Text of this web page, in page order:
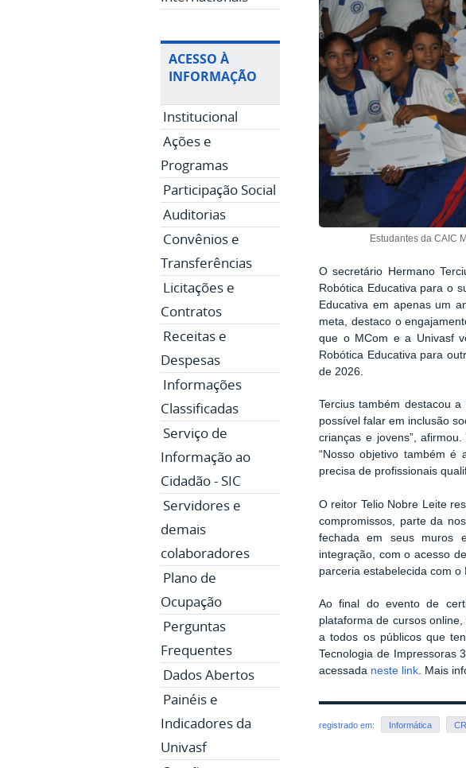
ACESSO À
INFORMAÇÃO
Institucional
Ações e
Programas
Participação Social
Auditorias
Convênios e
Transferências
Licitações e
Contratos
Receitas e
Despesas
Informações
Classificadas
Serviço de
Informação ao
Cidadão - SIC
Servidores e
demais
colaboradores
Plano de
Ocupação
Perguntas
Frequentes
Dados Abertos
Painéis e
Indicadores da
Univasf
Estudantes da CAIC
O secretário Hermano
Robótica Educativa para o
Educativa em apenas um
meta, destaco o
que o MCom e a Univasf
Robótica Educativa para
de 2026.
Tercius também destacou
possível falar em inclusão
crianças e jovens”,
“Nosso objetivo também é
precisa de profissionais
O reitor Telio Nobre Leite
compromissos, parte da
fechada em seus muros
integração, com o acesso
parceria estabelecida com o
Ao final do evento de
plataforma de cursos
a todos os públicos que
Tecnologia de Impressoras
acessada neste link. Mais
registrado em: Informática